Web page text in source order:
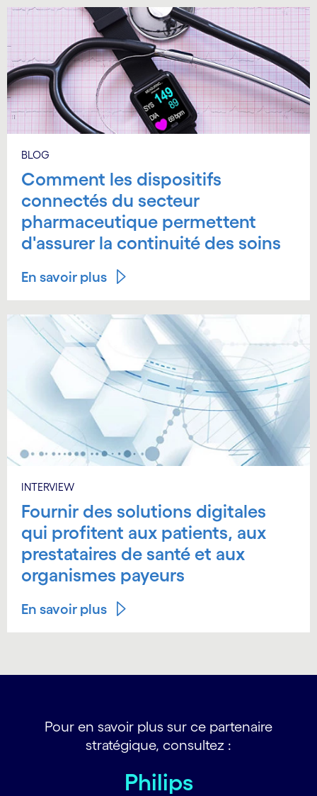
BLOG
Comment les dispositifs
connectés du secteur
pharmaceutique permettent
d'assurer la continuité des soins
En savoir plus
INTERVIEW
Fournir des solutions digitales
qui profitent aux patients, aux
prestataires de santé et aux
organismes payeurs
En savoir plus
Pour en savoir plus sur ce partenaire
stratégique, consultez :
Philips